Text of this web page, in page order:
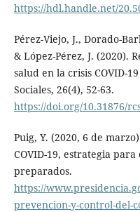
https://hdl.handle.net/
Pérez-Viejo, J., Dorado-
& López-Pérez, J. (2020).
salud en la crisis COVID-
Sociales, 26(4), 52-63.
https://doi.org/10.31876/
Puig, Y. (2020, 6 de
COVID-19, estrategia
preparados.
https://
prevencion-y-control-del-